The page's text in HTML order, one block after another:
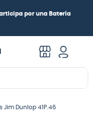
por una Batería
Jim Dunlop 41P.46